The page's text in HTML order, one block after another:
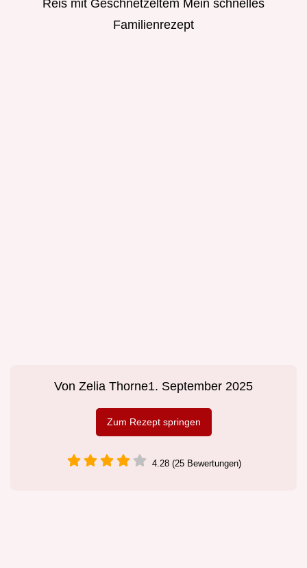
Reis mit Geschnetzeltem Mein schnelles
Familienrezept
Von Zelia Thorne1. September 2025
Zum Rezept springen
4.28 (25 Bewertungen)